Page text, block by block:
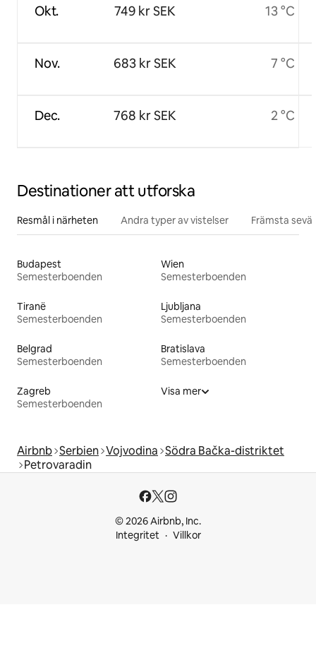
Okt.
Nov.
Dec.
749 kr SEK
683 kr SEK
768 kr SEK
13 °C
7 °C
2 °C
Destinationer att utforska
Resmål i närheten Andra typer av vistelser Främsta
Budapest
Semesterboenden
Wien
Semesterboenden
Tiranë
Semesterboenden
Ljubljana
Semesterboenden
Belgrad
Semesterboenden
Bratislava
Semesterboenden
Zagreb
Semesterboenden
Visa mer
Airbnb Serbien Vojvodina Södra Bačka-distriktet
Petrovaradin
© 2026 Airbnb, Inc.
Integritet
Villkor